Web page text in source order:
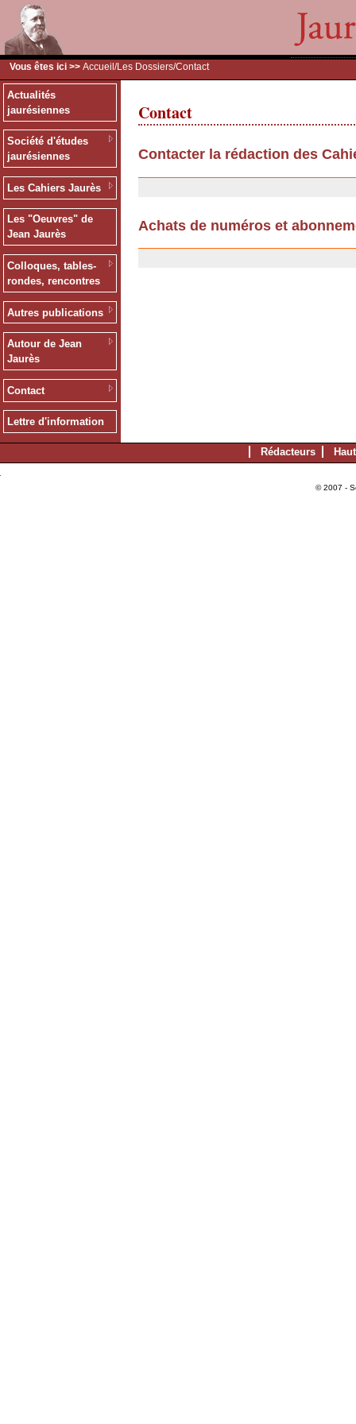
Vous êtes ici >> Accueil /Les Dossiers/Contact
Actualités
jaurésiennes
Société d'études
jaurésiennes
Les Cahiers Jaurès
Les "Oeuvres" de
Jean Jaurès
Colloques, tables-
rondes, rencontres
Autres publications
Autour de Jean
Jaurès
Contact
Lettre d'information
Contact
Contacter la rédaction des
Achats de numéros et
Rédacteurs
© 2007 -